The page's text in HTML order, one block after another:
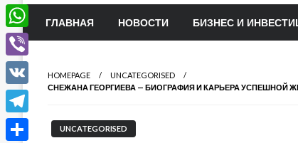
ГЛАВНАЯ НОВОСТИ БИЗНЕС И
HOMEPAGE
UNCATEGORISED
СНЕЖАНА ГЕОРГИЕВА — БИОГРАФИЯ И КАРЬЕРА
UNCATEGORISED
Odnoklassniki
WhatsApp
Viber
VK
Telegram